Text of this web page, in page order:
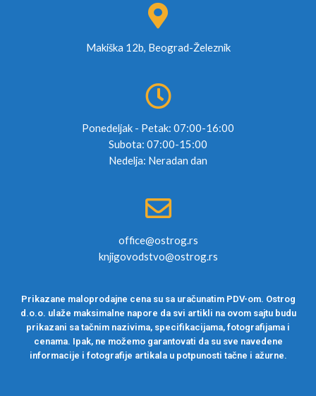
Makiška 12b, Beograd-Železnik
Ponedeljak - Petak: 07:00-16:00
Subota: 07:00-15:00
Nedelja: Neradan dan
office@ostrog.rs
knjigovodstvo@ostrog.rs
Prikazane maloprodajne cena su sa uračunatim PDV-om. Ostrog
d.o.o. ulaže maksimalne napore da svi artikli na ovom sajtu budu
prikazani sa tačnim nazivima, specifikacijama, fotografijama i
cenama. Ipak, ne možemo garantovati da su sve navedene
informacije i fotografije artikala u potpunosti tačne i ažurne.